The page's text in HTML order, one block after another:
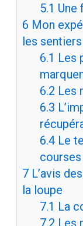
5.1 Une
6 Mon
les sentiers
6.1 Les
6.2 Les
6.3
6.4Le
courses
7L’avis
la loupe
7.1 La